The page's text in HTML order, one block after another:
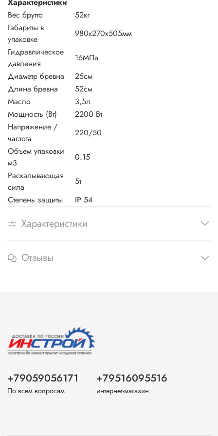
Вес брутто
52кг
Габариты в
упаковке
980х270х505мм
Гидравлическое
давления
16МПа
Диаметр бревна
25см
Длина бревна
52см
Масло
3,5л
Мощность (Вт)
2200 Вт
Напряжение /
частота
220/50
Объем упаковки
м3
0.15
Раскалывающая
сила
5т
Степень защиты
IP 54
Характеристики
Отзывы
+79059056171
По всем вопросам
+79516095516
интернет-магазин